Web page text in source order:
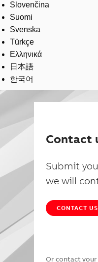
Slovenčina
Suomi
Svenska
Türkçe
Ελληνικά
日本語
한국어
Contact
Submit
we will
CONTACT US
Or contact your